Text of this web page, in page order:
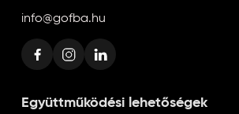
info@gofba.hu
Együttműködési lehetőségek